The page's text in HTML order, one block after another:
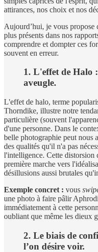
attirances, nos choix et nos
Aujourd’hui, je vous propose
plus présents dans nos
comprendre et dompter ces
souvent en erreur.
1. L'effet de Halo
aveugle.
L'effet de halo, terme
Thorndike, illustre notre
particulière (souvent
d'une personne. Dans le
belle photographie peut nous
des qualités qu'il n'a pas
l'intelligence. Cette distorsion
première marche vers
désillusions aussi brutales
Exemple concret : vous
une photo à faire pâlir
immédiatement à cette
oubliant que même les dieux
2. Le biais de
l’on désire voir.